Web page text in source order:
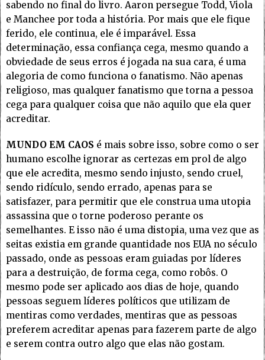
sabendo no final do livro. Aaron persegue Todd, Viola
e Manchee por toda a história. Por mais que ele fique
ferido, ele continua, ele é imparável. Essa
determinação, essa confiança cega, mesmo quando a
obviedade de seus erros é jogada na sua cara, é uma
alegoria de como funciona o fanatismo. Não apenas
religioso, mas qualquer fanatismo que torna a pessoa
cega para qualquer coisa que não aquilo que ela quer
acreditar.
MUNDO EM CAOS é mais sobre isso, sobre como o ser
humano escolhe ignorar as certezas em prol de algo
que ele acredita, mesmo sendo injusto, sendo cruel,
sendo ridículo, sendo errado, apenas para se
satisfazer, para permitir que ele construa uma utopia
assassina que o torne poderoso perante os
semelhantes. E isso não é uma distopia, uma vez que as
seitas existia em grande quantidade nos EUA no século
passado, onde as pessoas eram guiadas por líderes
para a destruição, de forma cega, como robôs. O
mesmo pode ser aplicado aos dias de hoje, quando
pessoas seguem líderes políticos que utilizam de
mentiras como verdades, mentiras que as pessoas
preferem acreditar apenas para fazerem parte de algo
e serem contra outro algo que elas não gostam.